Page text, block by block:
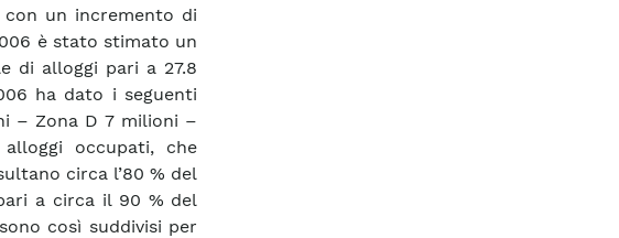
con un incremento di
è stato stimato un
di alloggi pari a 27.8
ha dato i seguenti
– Zona D 7 milioni –
occupati, che
circa l’80 % del
a circa il 90 % del
così suddivisi per